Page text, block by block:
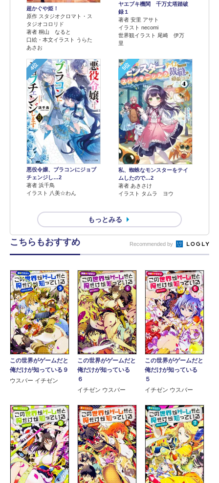
超かぐや姫！
原作 スタジオクロマト・ス
タジオコロリド
著者 桐山 なると
口絵・本文イラスト うらた
あさお
ヤエブキ機関 千万丈塔踏破
録１
著者 安里 アサト
イラスト necomi
世界観イラスト 尾崎 伊万
里
4位
悪役令嬢、ブラコンにジョブ
チェンジし…2
著者 浜千鳥
イラスト 八美☆わん
5位
私、蜘蛛なモンスターをテイ
ムしたので…2
著者 あきさけ
イラスト タムラ ヨウ
もっとみる
こちらもおすすめ Recommended by
この世界がゲームだと
俺だけが知っている９
ウスバー イチゼン
この世界がゲームだと
俺だけが知っている
６
イチゼン ウスバー
この世界がゲームだと
俺だけが知っている
５
イチゼン ウスバー